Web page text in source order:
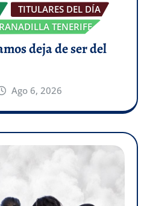
TITULARES DEL DÍA
TENERIFE
deja de ser del
Ago 6, 2026